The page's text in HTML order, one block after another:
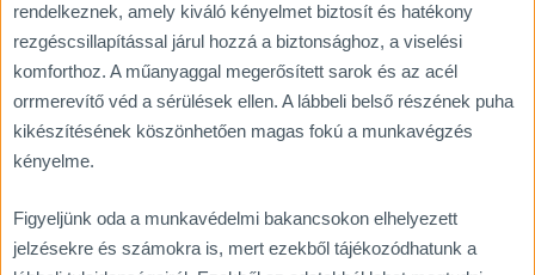
rendelkeznek, amely kiváló kényelmet biztosít és hatékony
rezgéscsillapítással járul hozzá a biztonsághoz, a viselési
komforthoz. A műanyaggal megerősített sarok és az acél
orrmerevítő véd a sérülések ellen. A lábbeli belső részének puha
kikészítésének köszönhetően magas fokú a munkavégzés
kényelme.
Figyeljünk oda a munkavédelmi bakancsokon elhelyezett
jelzésekre és számokra is, mert ezekből tájékozódhatunk a